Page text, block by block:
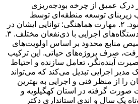
درک عمیق از چرخه بودجه‌ریزی
زیربنای توسعه منطقه‌ای توسط
تصمیمات کوتاه‌مدت می‌شود. ۲. مهارت هماهنگی: توانایی ایشان در
ایجاد هماهنگی مؤثر میان دستگاه‌های اجرایی با ذی‌نفعان مختلف. ۳.
منابع محدود بر اساس اولویت‌های
صرف پروژه‌های حیاتی. این ترکیب
آینده‌نگر، تعامل سازنده و احتیاط
مدیر اجرایی تبدیل می‌کند که می‌تواند
را از منظر فنی و اجرایی به بهترین
صورت گرفته در استان کهگیلویه و
یک سال و اندی استانداری دکتر